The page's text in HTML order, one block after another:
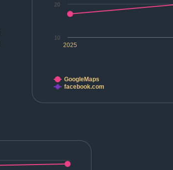
2025
20
10
GoogleMaps
facebook.com